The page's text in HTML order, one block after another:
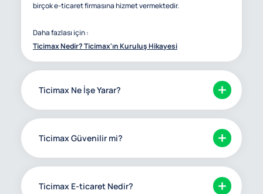
birçok e-ticaret firmasına hizmet vermektedir.
Daha fazlası için :
Ticimax Nedir? Ticimax'ın Kuruluş Hikayesi
Ticimax Ne İşe Yarar?
Ticimax Güvenilir mi?
Ticimax E-ticaret Nedir?